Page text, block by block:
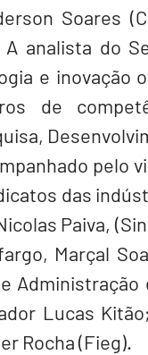
Soares
A analista do
e inovação
de
pelo
das
Paiva,
Marçal
Administração
Lucas
Rocha (Fieg).